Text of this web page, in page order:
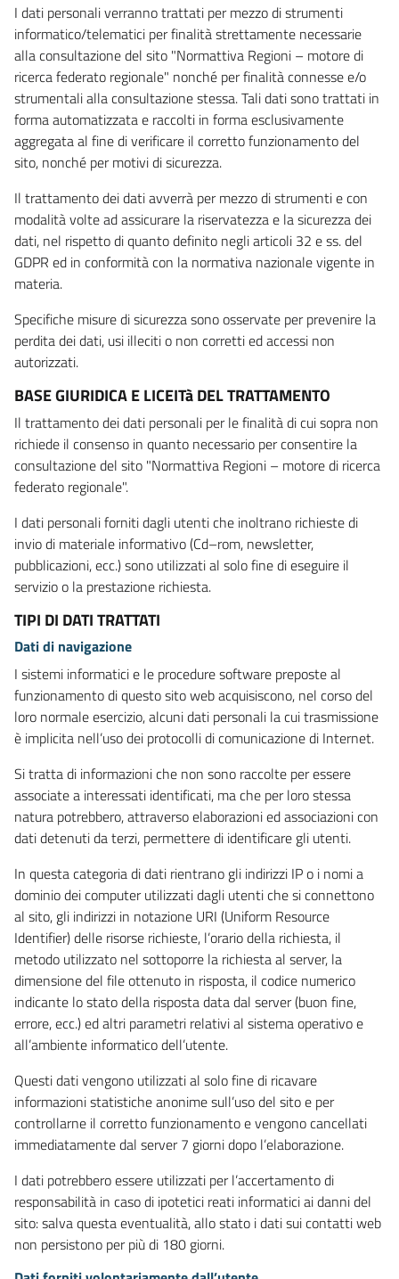
I dati personali verranno trattati per mezzo di strumenti
informatico/telematici per finalità strettamente necessarie
alla consultazione del sito "Normattiva Regioni – motore di
ricerca federato regionale" nonché per finalità connesse e/o
strumentali alla consultazione stessa. Tali dati sono trattati in
forma automatizzata e raccolti in forma esclusivamente
aggregata al fine di verificare il corretto funzionamento del
sito, nonché per motivi di sicurezza.
Il trattamento dei dati avverrà per mezzo di strumenti e con
modalità volte ad assicurare la riservatezza e la sicurezza dei
dati, nel rispetto di quanto definito negli articoli 32 e ss. del
GDPR ed in conformità con la normativa nazionale vigente in
materia.
Specifiche misure di sicurezza sono osservate per prevenire la
perdita dei dati, usi illeciti o non corretti ed accessi non
autorizzati.
BASE GIURIDICA E LICEITà DEL TRATTAMENTO
Il trattamento dei dati personali per le finalità di cui sopra non
richiede il consenso in quanto necessario per consentire la
consultazione del sito "Normattiva Regioni – motore di ricerca
federato regionale".
I dati personali forniti dagli utenti che inoltrano richieste di
invio di materiale informativo (Cd–rom, newsletter,
pubblicazioni, ecc.) sono utilizzati al solo fine di eseguire il
servizio o la prestazione richiesta.
TIPI DI DATI TRATTATI
Dati di navigazione
I sistemi informatici e le procedure software preposte al
funzionamento di questo sito web acquisiscono, nel corso del
loro normale esercizio, alcuni dati personali la cui trasmissione
è implicita nell’uso dei protocolli di comunicazione di Internet.
Si tratta di informazioni che non sono raccolte per essere
associate a interessati identificati, ma che per loro stessa
natura potrebbero, attraverso elaborazioni ed associazioni con
dati detenuti da terzi, permettere di identificare gli utenti.
In questa categoria di dati rientrano gli indirizzi IP o i nomi a
dominio dei computer utilizzati dagli utenti che si connettono
al sito, gli indirizzi in notazione URI (Uniform Resource
Identifier) delle risorse richieste, l’orario della richiesta, il
metodo utilizzato nel sottoporre la richiesta al server, la
dimensione del file ottenuto in risposta, il codice numerico
indicante lo stato della risposta data dal server (buon fine,
errore, ecc.) ed altri parametri relativi al sistema operativo e
all’ambiente informatico dell’utente.
Questi dati vengono utilizzati al solo fine di ricavare
informazioni statistiche anonime sull’uso del sito e per
controllarne il corretto funzionamento e vengono cancellati
immediatamente dal server 7 giorni dopo l’elaborazione.
I dati potrebbero essere utilizzati per l’accertamento di
responsabilità in caso di ipotetici reati informatici ai danni del
sito: salva questa eventualità, allo stato i dati sui contatti web
non persistono per più di 180 giorni.